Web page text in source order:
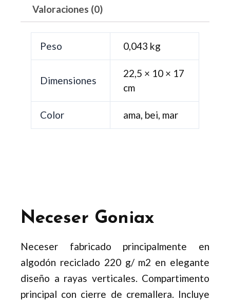
Valoraciones (0)
Peso 0,043 kg
Dimensiones
22,5 × 10 × 17
cm
Color ama, bei, mar
Neceser Goniax
Neceser fabricado principalmente en
algodón reciclado 220 g/ m2 en elegante
diseño a rayas verticales. Compartimento
principal con cierre de cremallera. Incluye